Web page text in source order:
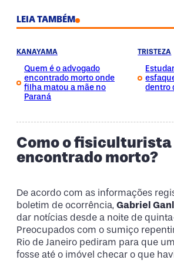
LEIA TAMBÉM
KANAYAMA
Quem é o advogado
encontrado morto onde
filha matou a mãe no
Paraná
TRISTEZA
dentro
Como o
encontrado morto?
De acordo com as informações
boletim de ocorrência, Gabriel
dar notícias desde a noite de
Preocupados com o sumiço
Rio de Janeiro pediram para que
fosse até o imóvel checar o que